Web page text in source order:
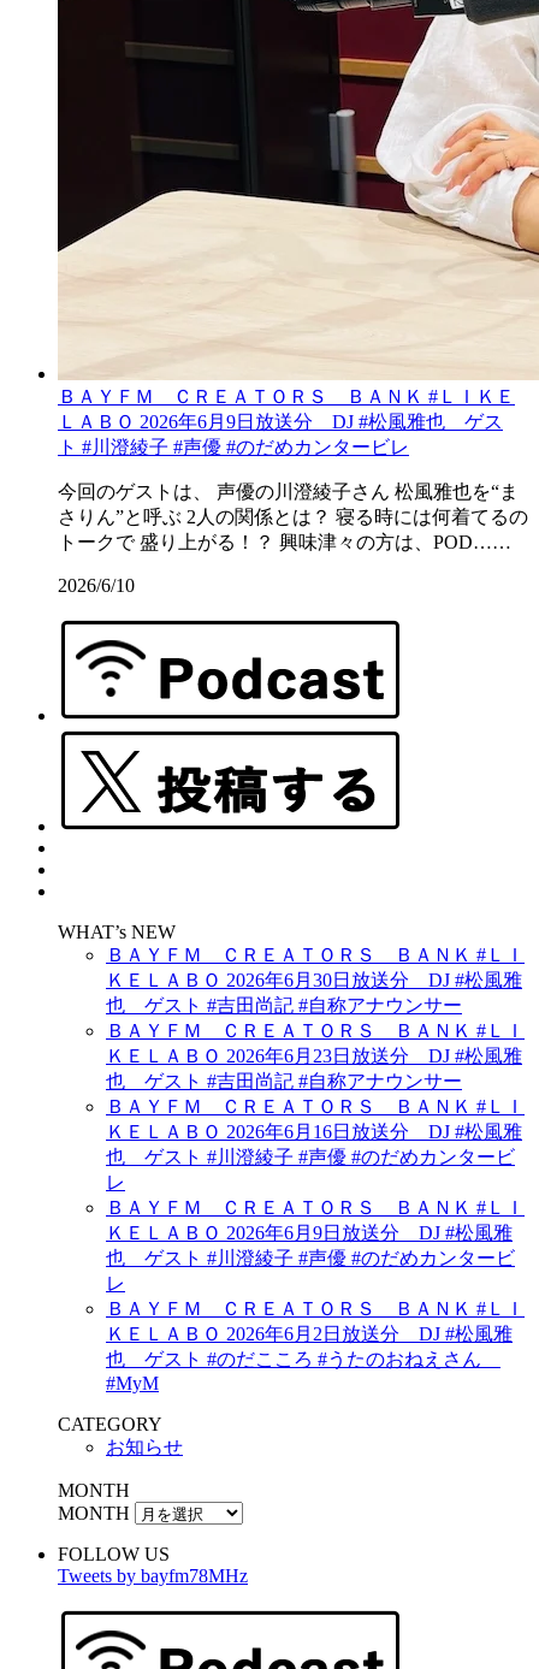
ＢＡＹＦＭ ＣＲＥＡＴＯＲＳ ＢＡＮＫ #ＬＩＫＥ
ＬＡＢＯ 2026年6月9日放送分 DJ #松風雅也 ゲス
ト #川澄綾子 #声優 #のだめカンタービレ
今回のゲストは、 声優の川澄綾子さん 松風雅也を“ま
さりん”と呼ぶ 2人の関係とは？ 寝る時には何着てるの
トークで 盛り上がる！？ 興味津々の方は、POD……
2026/6/10
WHAT’s NEW
ＢＡＹＦＭ ＣＲＥＡＴＯＲＳ ＢＡＮＫ #ＬＩ
ＫＥＬＡＢＯ 2026年6月30日放送分 DJ #松風雅
也 ゲスト #吉田尚記 #自称アナウンサー
ＢＡＹＦＭ ＣＲＥＡＴＯＲＳ ＢＡＮＫ #ＬＩ
ＫＥＬＡＢＯ 2026年6月23日放送分 DJ #松風雅
也 ゲスト #吉田尚記 #自称アナウンサー
ＢＡＹＦＭ ＣＲＥＡＴＯＲＳ ＢＡＮＫ #ＬＩ
ＫＥＬＡＢＯ 2026年6月16日放送分 DJ #松風雅
也 ゲスト #川澄綾子 #声優 #のだめカンタービ
レ
ＢＡＹＦＭ ＣＲＥＡＴＯＲＳ ＢＡＮＫ #ＬＩ
ＫＥＬＡＢＯ 2026年6月9日放送分 DJ #松風雅
也 ゲスト #川澄綾子 #声優 #のだめカンタービ
レ
ＢＡＹＦＭ ＣＲＥＡＴＯＲＳ ＢＡＮＫ #ＬＩ
ＫＥＬＡＢＯ 2026年6月2日放送分 DJ #松風雅
也 ゲスト #のだこころ #うたのおねえさん
#MyM
CATEGORY
お知らせ
MONTH
MONTH
FOLLOW US
Tweets by bayfm78MHz